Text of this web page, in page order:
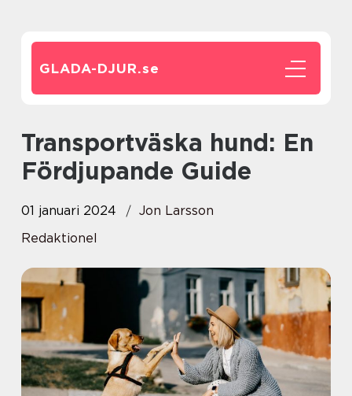
GLADA-DJUR.se
Transportväska hund: En
Fördjupande Guide
01 januari 2024
Jon Larsson
Redaktionel